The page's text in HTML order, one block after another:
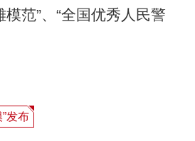
范”、“全国优秀人民警
发布